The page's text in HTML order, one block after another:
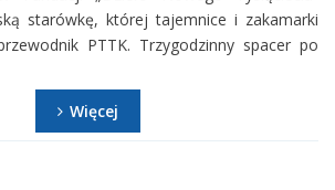
starówkę, której tajemnice i zakamarki
PTTK. Trzygodzinny spacer po
Więcej